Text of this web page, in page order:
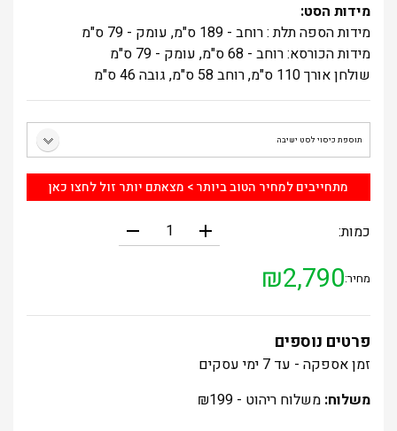
מידות הסט:
מידות הספה תלת : רוחב - 189 ס"מ, עומק - 79 ס"מ
מידות הכורסא: רוחב - 68 ס"מ, עומק - 79 ס"מ
שולחן אורך 110 ס"מ, רוחב 58 ס"מ, גובה 46 ס"מ
מתחייבים למחיר הטוב ביותר > מצאתם יותר זול לחצו כאן
כמות: add
remove
מחיר: ₪2,790
פרטים נוספים
זמן אספקה - עד 7 ימי עסקים
משלוח: משלוח ריהוט - ₪199